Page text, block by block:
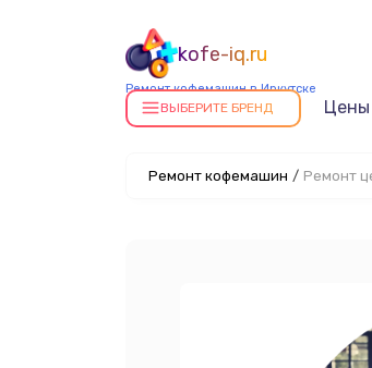
kofe-iq.ru
Ремонт кофемашин в Иркутске
ВЫБЕРИТЕ БРЕНД Цены
Ремонт кофемашин / Ремонт